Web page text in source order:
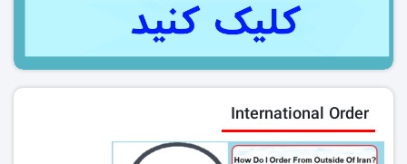
International Order